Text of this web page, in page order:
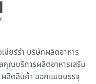
เซียร์ร่า บริษัทผลิตอาหาร
คุณบริการผลิตอาหารเสริม
ลิตสินค้า ออกแบบบรรจุ